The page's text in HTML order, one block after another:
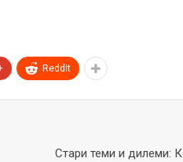
ReddIt
Стари теми и дилеми: